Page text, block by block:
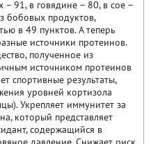
91, в говядине – 80, в сое –
бобовых продуктов,
в 49 пунктов. А теперь
источники протеинов.
полученное из
источником протеинов
спортивные результаты,
уровней кортизола
Укрепляет иммунитет за
который представляет
содержащийся в